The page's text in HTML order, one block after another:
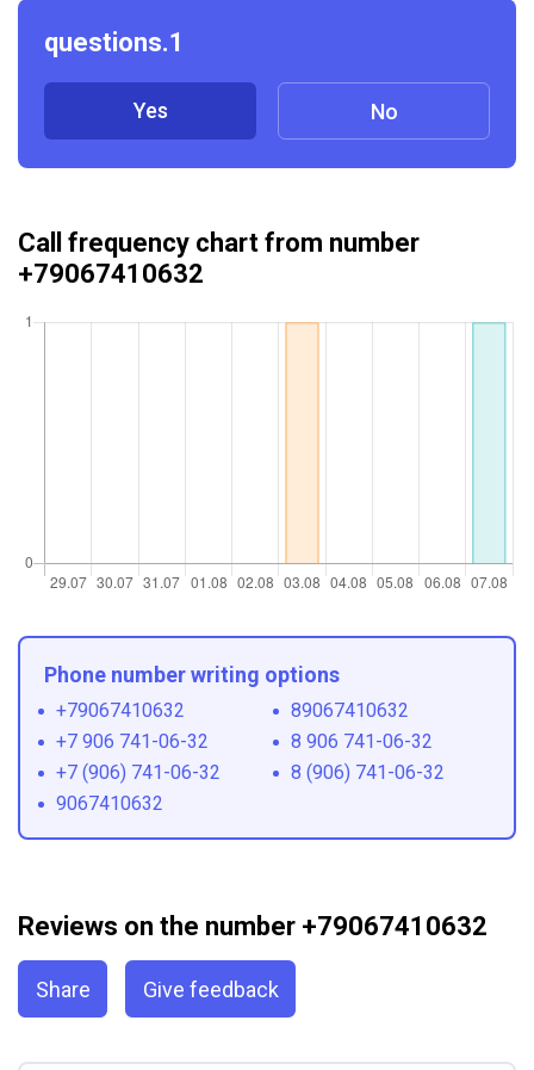
questions.1
Yes No
Call frequency chart from number
+79067410632
Phone number writing options
+79067410632
89067410632
+7 906 741-06-32
8 906 741-06-32
+7 (906) 741-06-32
8 (906) 741-06-32
9067410632
Reviews on the number +79067410632
Share Give feedback